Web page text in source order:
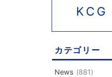
カテゴリー
News (881)